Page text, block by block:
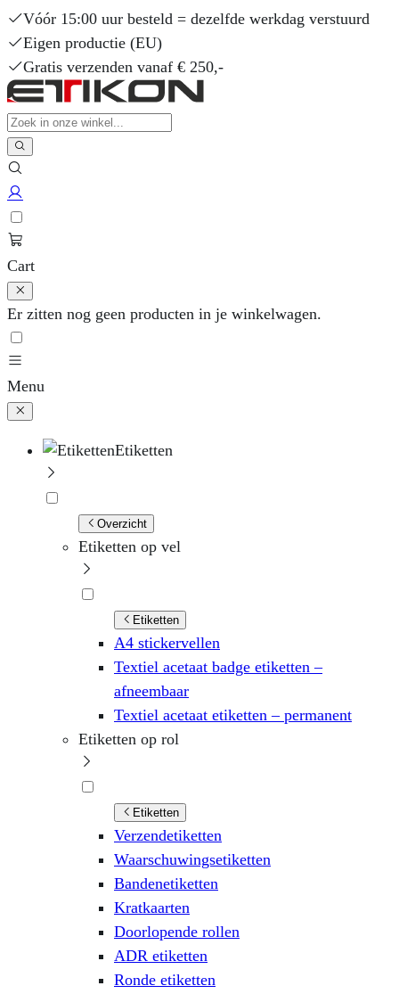
Vóór 15:00 uur besteld = dezelfde werkdag verstuurd
Eigen productie (EU)
Gratis verzenden vanaf € 250,-
Cart
Er zitten nog geen producten in je winkelwagen.
Menu
Etiketten
Overzicht
Etiketten op vel
Etiketten
A4 stickervellen
Textiel acetaat badge etiketten –
afneembaar
Textiel acetaat etiketten – permanent
Etiketten op rol
Etiketten
Verzendetiketten
Waarschuwingsetiketten
Bandenetiketten
Kratkaarten
Doorlopende rollen
ADR etiketten
Ronde etiketten